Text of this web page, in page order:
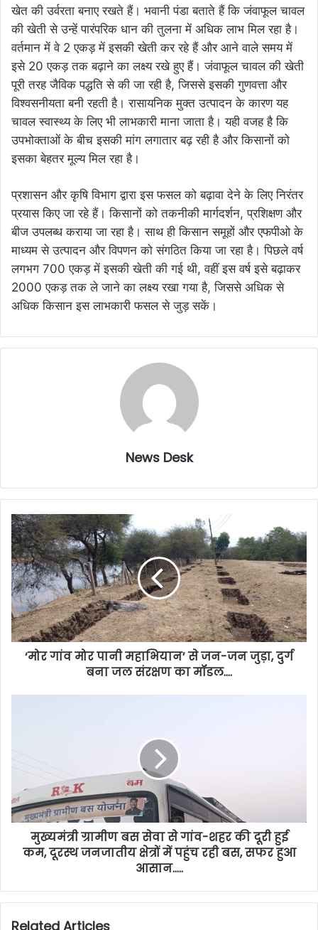
खेत की उर्वरता बनाए रखते हैं। भवानी पंडा बताते हैं कि जंवाफूल चावल
की खेती से उन्हें पारंपरिक धान की तुलना में अधिक लाभ मिल रहा है।
वर्तमान में वे 2 एकड़ में इसकी खेती कर रहे हैं और आने वाले समय में
इसे 20 एकड़ तक बढ़ाने का लक्ष्य रखे हुए हैं। जंवाफूल चावल की खेती
पूरी तरह जैविक पद्धति से की जा रही है, जिससे इसकी गुणवत्ता और
विश्वसनीयता बनी रहती है। रासायनिक मुक्त उत्पादन के कारण यह
चावल स्वास्थ्य के लिए भी लाभकारी माना जाता है। यही वजह है कि
उपभोक्ताओं के बीच इसकी मांग लगातार बढ़ रही है और किसानों को
इसका बेहतर मूल्य मिल रहा है।
प्रशासन और कृषि विभाग द्वारा इस फसल को बढ़ावा देने के लिए निरंतर
प्रयास किए जा रहे हैं। किसानों को तकनीकी मार्गदर्शन, प्रशिक्षण और
बीज उपलब्ध कराया जा रहा है। साथ ही किसान समूहों और एफपीओ के
माध्यम से उत्पादन और विपणन को संगठित किया जा रहा है। पिछले वर्ष
लगभग 700 एकड़ में इसकी खेती की गई थी, वहीं इस वर्ष इसे बढ़ाकर
2000 एकड़ तक ले जाने का लक्ष्य रखा गया है, जिससे अधिक से
अधिक किसान इस लाभकारी फसल से जुड़ सकें।
News Desk
‘मोर गांव मोर पानी महाभियान’ से जन-जन जुड़ा, दुर्ग
बना जल संरक्षण का मॉडल….
मुख्यमंत्री ग्रामीण बस सेवा से गांव-शहर की दूरी हुई
कम, दूरस्थ जनजातीय क्षेत्रों में पहुंच रही बस, सफर हुआ
आसान…..
Related Articles